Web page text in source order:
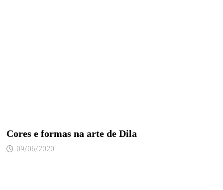
Cores e formas na arte de Dila
09/06/2020